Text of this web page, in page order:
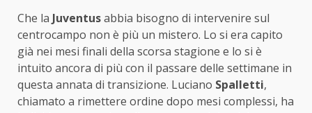
Che la Juventusabbia bisogno di intervenire sul
centrocampo non è più un mistero. Lo si era capito
già nei mesi finali della scorsa stagione e lo si è
intuito ancora di più con il passare delle settimane in
questa annata di transizione. Luciano Spalletti,
chiamato a rimettere ordine dopo mesi complessi, ha